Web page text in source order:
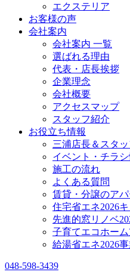
エクステリア
お客様の声
会社案内
会社案内 一覧
選ばれる理由
代表・店長挨拶
企業理念
会社概要
アクセスマップ
スタッフ紹介
お役立ち情報
三浦店長＆スタ
イベント・チラシ
施工の流れ
よくある質問
賃貸・分譲のア
住宅省エネ2026
先進的窓リノベ
子育てエコホー
給湯省エネ2026
048-598-3439